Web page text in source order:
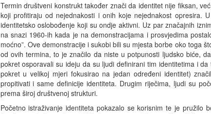
Termin društveni konstrukt također znači da identitet nije fiksan,
koji profitiraju od nejednakosti i onih koje nejednakost opresira.
identitetsko oslobođenje koji su ondje aktivni. Uz par značajnih
na snazi 1960-ih kada je na demonstracijama i prosvjedima
moćno”. Ove demonstracije i sukobi bili su mjesta borbe oko toga
od ovih termina, to je značilo da niste u potpunosti ljudsko biće,
pokret osporavali su ideju da su ljudi definirani tim identitetima i
pokret u velikoj mjeri fokusirao na jedan određeni identitet)
propitivati i same definicije identiteta. Drugim riječima, ljudi su
prema široj društvenoj strukturi.
Početno istraživanje identiteta pokazalo se korisnim te je pružilo